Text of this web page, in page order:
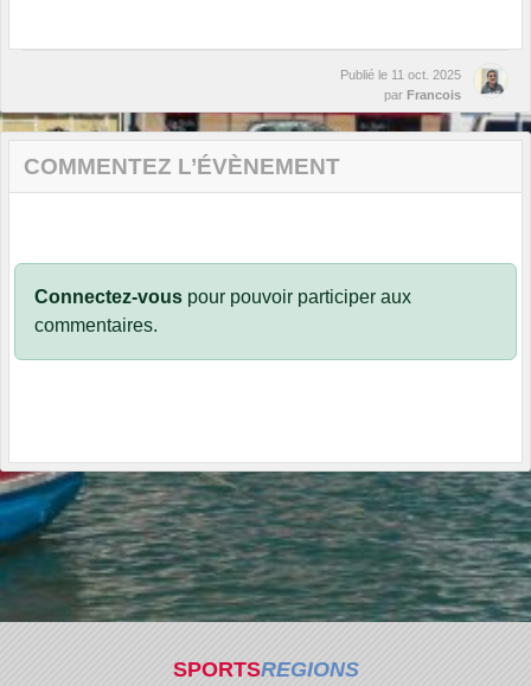
Publié le 11 oct. 2025
par Francois
COMMENTEZ L’ÉVÈNEMENT
Connectez-vous pour pouvoir participer aux
commentaires.
SPORTSREGIONS